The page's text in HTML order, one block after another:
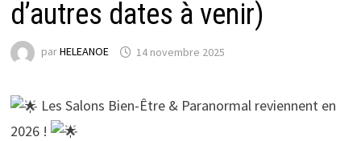
d’autres dates à venir)
parHELEANOE 14 novembre 2025
Les Salons Bien-Être & Paranormal reviennent en
2026 !